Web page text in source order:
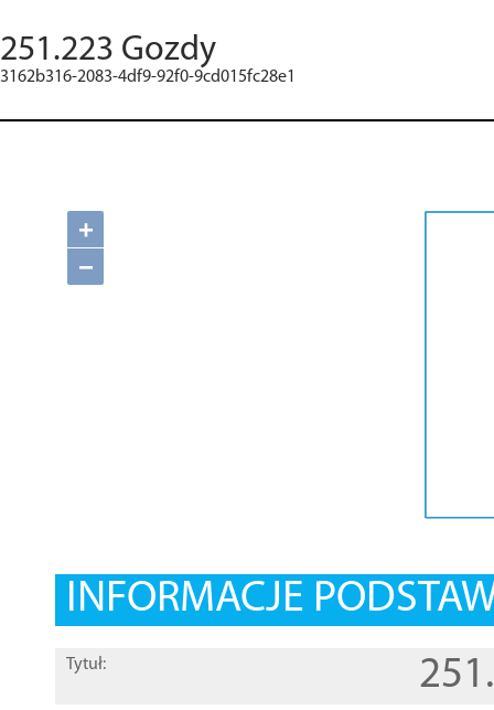
251.223 Gozdy
3162b316-2083-4df9-92f0-9cd015fc28e1
+
−
INFORMACJE
Tytuł: